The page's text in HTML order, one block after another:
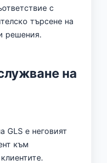
с
търсене на
решения.
на
GLS е неговият
към